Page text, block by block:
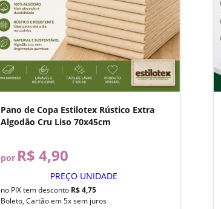
Pano de Copa Estilotex Rústico Extra
Algodão Cru Liso 70x45cm
por R$ 4,90
PREÇO UNIDADE
no PIX tem desconto R$ 4,75
Boleto, Cartão em 5x sem juros